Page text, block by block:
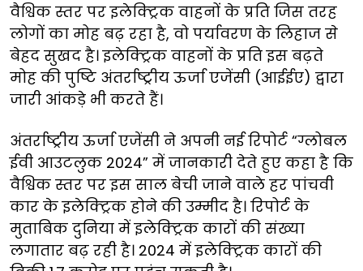
वैश्विक स्तर पर इलेक्ट्रिक वाहनों के प्रति जिस तरह
लोगों का मोह बढ़ रहा है, वो पर्यावरण के लिहाज से
बेहद सुखद है। इलेक्ट्रिक वाहनों के प्रति इस बढ़ते
मोह की पुष्टि अंतर्राष्ट्रीय ऊर्जा एजेंसी (आईईए) द्वारा
जारी आंकड़े भी करते हैं।
अंतर्राष्ट्रीय ऊर्जा एजेंसी ने अपनी नई रिपोर्ट “ग्लोबल
ईवी आउटलुक 2024” में जानकारी देते हुए कहा है कि
वैश्विक स्तर पर इस साल बेची जाने वाले हर पांचवी
कार के इलेक्ट्रिक होने की उम्मीद है। रिपोर्ट के
मुताबिक दुनिया में इलेक्ट्रिक कारों की संख्या
लगातार बढ़ रही है। 2024 में इलेक्ट्रिक कारों की